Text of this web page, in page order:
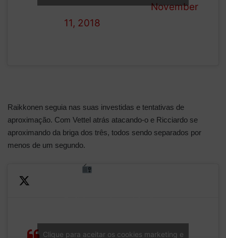
— Formula 1 (@F1)November
11, 2018
Raikkonen seguia nas suas investidas e tentativas de
aproximação. Com Vettel atrás atacando-o e Ricciardo se
aproximando da briga dos três, todos sendo separados por
menos de um segundo.
LAP
mega scrap for the podium
Clique para aceitar os cookies marketing e